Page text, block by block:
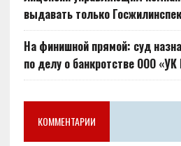
выдавать только
На финишной прямой: суд
по делу о банкротстве ООО
КОММЕНТАРИИ